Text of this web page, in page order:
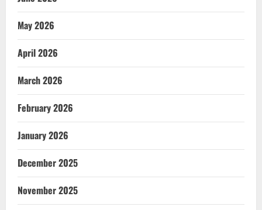
May 2026
April 2026
March 2026
February 2026
January 2026
December 2025
November 2025